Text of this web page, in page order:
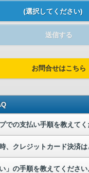
(選択してください)
送信する
お問合せはこちら
での支払い手順を教えてく
」の手順を教えてください